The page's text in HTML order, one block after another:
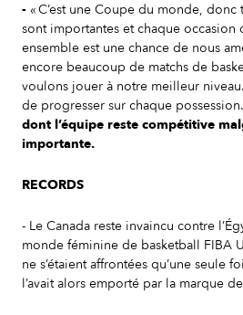
- « C’est une Coupe du monde, donc
sont importantes et chaque occasion
ensemble est une chance de nous
encore beaucoup de matchs de
voulons jouer à notre meilleur
de progresser sur chaque
dont l’équipe reste compétitive
importante.
RECORDS
- Le Canada reste invaincu contre
monde féminine de basketball FIBA
ne s’étaient affrontées qu’une seule
l’avait alors emporté par la marque